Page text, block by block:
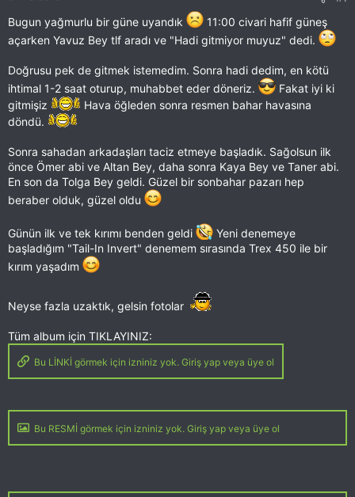
Bugun yağmurlu bir güne uyandık
11:00 civari hafif güneş
açarken Yavuz Bey tlf aradı ve "Hadi gitmiyor muyuz" dedi.
Doğrusu pek de gitmek istemedim. Sonra hadi dedim, en kötü
ihtimal 1-2 saat oturup, muhabbet eder döneriz.
Fakat iyi ki
gitmişiz
Hava öğleden sonra resmen bahar havasına
döndü.
Sonra sahadan arkadaşları taciz etmeye başladık. Sağolsun ilk
önce Ömer abi ve Altan Bey, daha sonra Kaya Bey ve Taner abi.
En son da Tolga Bey geldi. Güzel bir sonbahar pazarı hep
beraber olduk, güzel oldu
Günün ilk ve tek kırımı benden geldi
Yeni denemeye
başladığım "Tail-In Invert" denemem sırasında Trex 450 ile bir
kırım yaşadım
Neyse fazla uzaktık, gelsin fotolar
Tüm album için TIKLAYINIZ:
Bu LİNKİ görmek için izniniz yok. Giriş yap veya üye ol
Bu RESMİ görmek için izniniz yok. Giriş yap veya üye ol